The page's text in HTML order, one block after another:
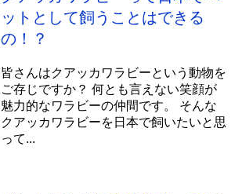
ットとして飼うことはできる
の！？
皆さんはクアッカワラビーという動物を
ご存じですか？ 何とも言えない笑顔が
魅力的なワラビーの仲間です。 そんな
クアッカワラビーを日本で飼いたいと思
って...